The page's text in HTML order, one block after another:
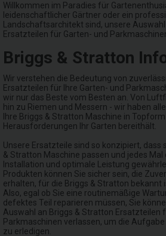
Willkommen im Paradies für
leidenschaftlicher Gärtner oder ein
Landschaftsarchitekt sind, unsere
Ersatzteilen für Garten- und
Briggs & Stratton
Wir verstehen die Bedeutung von
Ersatzteilen für Ihre Garten- und
wir nur das Beste vom Besten an. Von
hin zu Riemen und Messern - wir haben
Ihre Briggs & Stratton Maschine in
Herausforderungen Ihr Garten bereithält.
Unsere Ersatzteile sind so konzipiert, dass
& Stratton Maschine passen und jedes
Installation und optimale Leistung
Produkten können Sie sicher sein, die
erhalten, für die Briggs & Stratton bekannt
Also, egal ob Sie eine routinemäßige
defektes Teil reparieren müssen, Sie
Auswahl an Briggs & Stratton Ersatzteilen
Parkmaschinen verlassen, um die
zu erledigen.